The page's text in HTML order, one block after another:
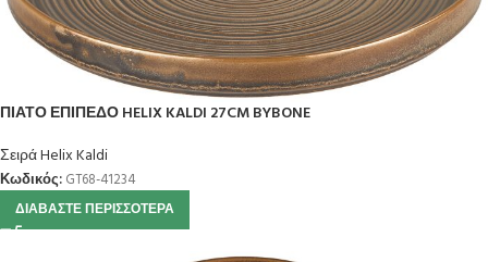
ΠΙΑΤΟ ΕΠΙΠΕΔΟ HELIX KALDI 27CM BYBONE
Σειρά Helix Kaldi
Κωδικός: GT68-41234
ΔΙΑΒΆΣΤΕ ΠΕΡΙΣΣΌΤΕΡΑ